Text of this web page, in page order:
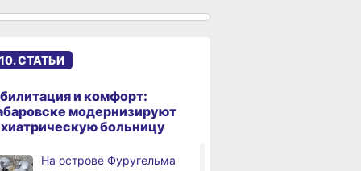
ремонтируют кровлю Дома
В Хабаровске
наносят слоганы
для туристов и жителей
В Николаевске-на-Амуре
спортивная площадка
СТАТЬИ
и комфорт:
модернизируют
больницу
На острове Фуругельма